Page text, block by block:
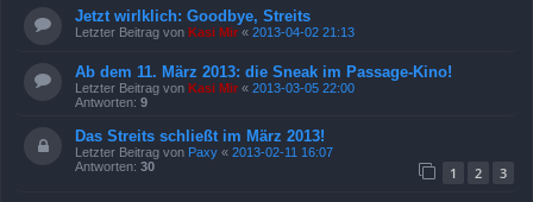
Jetzt wirlklich: Goodbye, Streits
Letzter Beitrag von Kasi Mir « 2013-04-02 21:13
Ab dem 11. März 2013: die Sneak im Passage-Kino!
Letzter Beitrag von Kasi Mir « 2013-03-05 22:00
Antworten: 9
Das Streits schließt im März 2013!
Letzter Beitrag von Paxy « 2013-02-11 16:07
Antworten: 30 1 2 3